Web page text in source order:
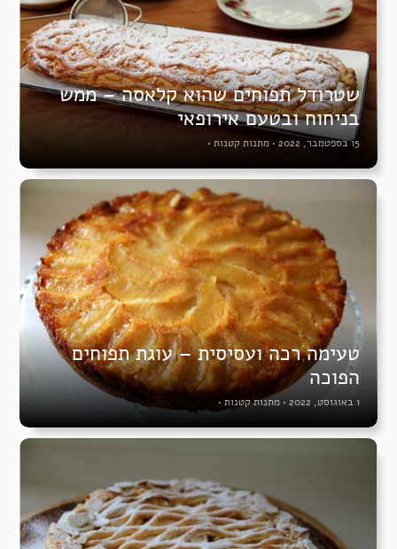
שטרודל תפוחים שהוא קלאסה – ממש
בניחוח ובטעם אירופאי
15 בספטמבר, 2022 • מתנות קטנות •
טעימה רכה ועסיסית – עוגת תפוחים
הפוכה
1 באוגוסט, 2022 • מתנות קטנות •